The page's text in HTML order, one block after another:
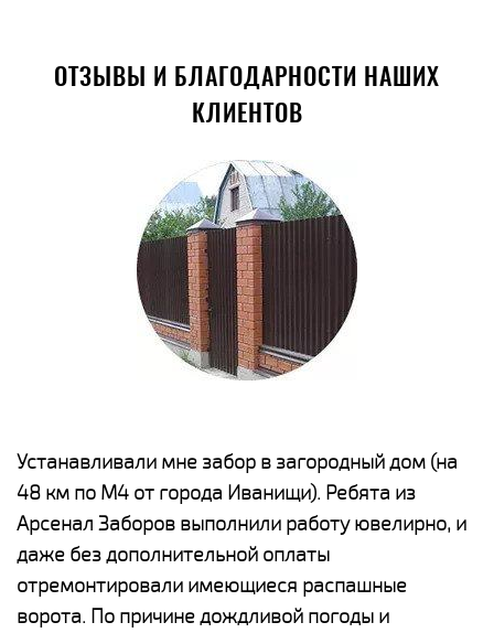
ОТЗЫВЫ И БЛАГОДАРНОСТИ НАШИХ
КЛИЕНТОВ
Устанавливали мне забор в загородный дом (на
48 км по М4 от города Иванищи). Ребята из
Арсенал Заборов выполнили работу ювелирно, и
даже без дополнительной оплаты
отремонтировали имеющиеся распашные
ворота. По причине дождливой погоды и